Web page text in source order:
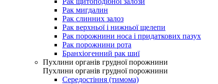
Рак мигдалин
Рак слинних залоз
Рак верхньої і нижньої щелепи
Рак порожнини носа і придаткових пазух
Рак порожнини рота
Бранхіогенний рак шиї
Пухлини органів грудної порожнини
Пухлини органів грудної порожнини
Середостіння (тимома)